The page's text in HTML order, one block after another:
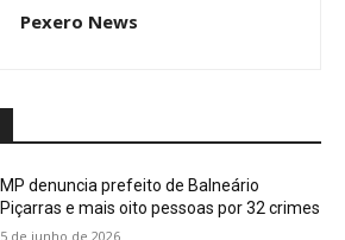
Pexero News
MP denuncia prefeito de Balneário
Piçarras e mais oito pessoas por 32 crimes
5 de junho de 2026